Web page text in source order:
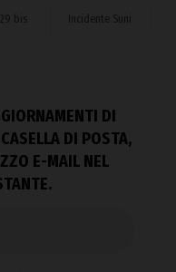
bis Incidente Suni
DI
DI POSTA,
E-MAIL NEL